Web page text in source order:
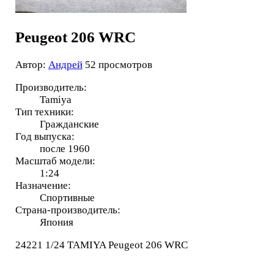
Peugeot 206 WRC
Автор: Андрей 52 просмотров
Производитель:
Tamiya
Тип техники:
Гражданские
Год выпуска:
после 1960
Масштаб модели:
1:24
Назначение:
Спортивные
Страна-производитель:
Япония
24221 1/24 TAMIYA Peugeot 206 WRC